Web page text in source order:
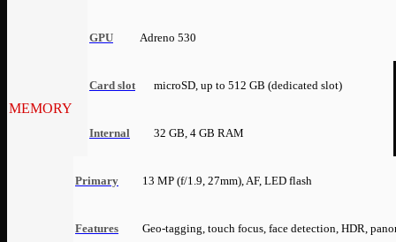
GPU Adreno 530
MEMORY
Card slot microSD, up to 512 GB (dedicated slot)
Internal 32 GB, 4 GB RAM
Primary 13 MP (f/1.9, 27mm), AF, LED flash
Features Geo-tagging, touch focus, face detection, HDR,